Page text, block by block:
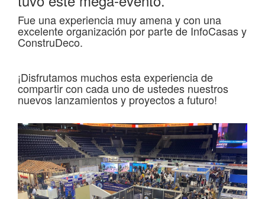
Fue una experiencia muy amena y con una
excelente organización por parte de InfoCasas y
ConstruDeco.
¡Disfrutamos muchos esta experiencia de
compartir con cada uno de ustedes nuestros
nuevos lanzamientos y proyectos a futuro!